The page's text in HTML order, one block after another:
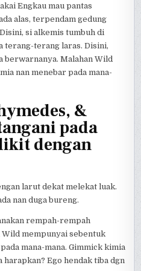
Engkau mau pantas
alas, terpendam gedung
si alkemis tumbuh di
terang-terang laras. Disini,
berwarnanya. Malahan Wild
nan menebar pada mana-
&
pada
dengan
larut dekat melekat luak.
nan duga bureng.
rempah-rempah
Wild mempunyai sebentuk
mana-mana. Gimmick kimia
harapkan? Ego hendak tiba dgn